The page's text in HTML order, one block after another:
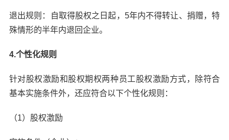
退出规则：自取得股权之日起，5年内不得转让、捐赠，特
殊情形的半年内退回企业。
4.个性化规则
针对股权激励和股权期权两种员工股权激励方式，除符合
基本实施条件外，还应符合以下个性化规则：
（1）股权激励